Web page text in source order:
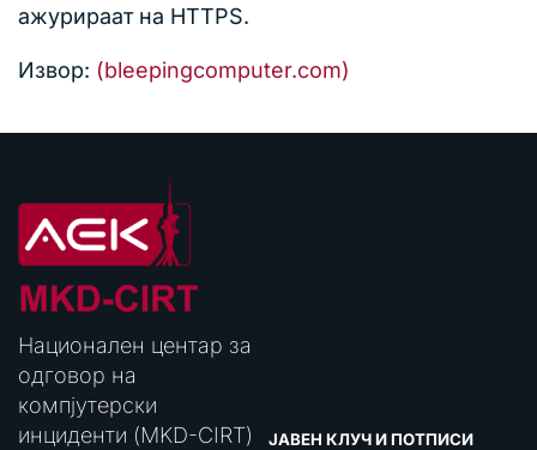
ажурираат на HTTPS.
Извор: (bleepingcomputer.com)
Национален центар за
одговор на
компјутерски
инциденти (MKD-CIRT)
ЈАВЕН КЛУЧ И ПОТПИСИ